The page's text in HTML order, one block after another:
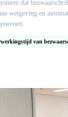
dat
wetgeving en
van